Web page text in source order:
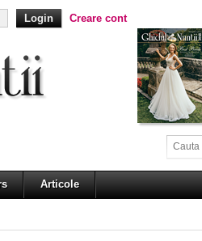
Creare cont
Articole